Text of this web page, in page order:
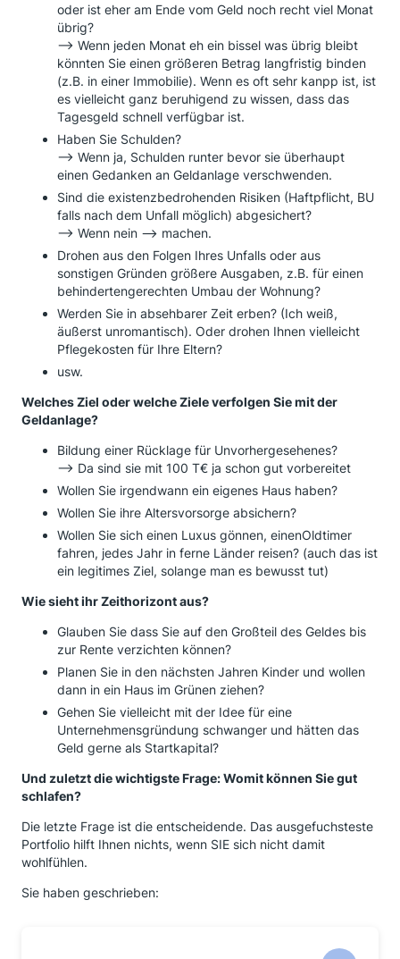
oder ist eher am Ende vom Geld noch recht viel Monat
übrig?
--> Wenn jeden Monat eh ein bissel was übrig bleibt
könnten Sie einen größeren Betrag langfristig binden
(z.B. in einer Immobilie). Wenn es oft sehr kanpp ist, ist
es vielleicht ganz beruhigend zu wissen, dass das
Tagesgeld schnell verfügbar ist.
Haben Sie Schulden?
--> Wenn ja, Schulden runter bevor sie überhaupt
einen Gedanken an Geldanlage verschwenden.
Sind die existenzbedrohenden Risiken (Haftpflicht, BU
falls nach dem Unfall möglich) abgesichert?
--> Wenn nein --> machen.
Drohen aus den Folgen Ihres Unfalls oder aus
sonstigen Gründen größere Ausgaben, z.B. für einen
behindertengerechten Umbau der Wohnung?
Werden Sie in absehbarer Zeit erben? (Ich weiß,
äußerst unromantisch). Oder drohen Ihnen vielleicht
Pflegekosten für Ihre Eltern?
usw.
Welches Ziel oder welche Ziele verfolgen Sie mit der
Geldanlage?
Bildung einer Rücklage für Unvorhergesehenes?
--> Da sind sie mit 100 T€ ja schon gut vorbereitet
Wollen Sie irgendwann ein eigenes Haus haben?
Wollen Sie ihre Altersvorsorge absichern?
Wollen Sie sich einen Luxus gönnen, einenOldtimer
fahren, jedes Jahr in ferne Länder reisen? (auch das ist
ein legitimes Ziel, solange man es bewusst tut)
Wie sieht ihr Zeithorizont aus?
Glauben Sie dass Sie auf den Großteil des Geldes bis
zur Rente verzichten können?
Planen Sie in den nächsten Jahren Kinder und wollen
dann in ein Haus im Grünen ziehen?
Gehen Sie vielleicht mit der Idee für eine
Unternehmensgründung schwanger und hätten das
Geld gerne als Startkapital?
Und zuletzt die wichtigste Frage: Womit können Sie gut
schlafen?
Die letzte Frage ist die entscheidende. Das ausgefuchsteste
Portfolio hilft Ihnen nichts, wenn SIE sich nicht damit
wohlfühlen.
Sie haben geschrieben: